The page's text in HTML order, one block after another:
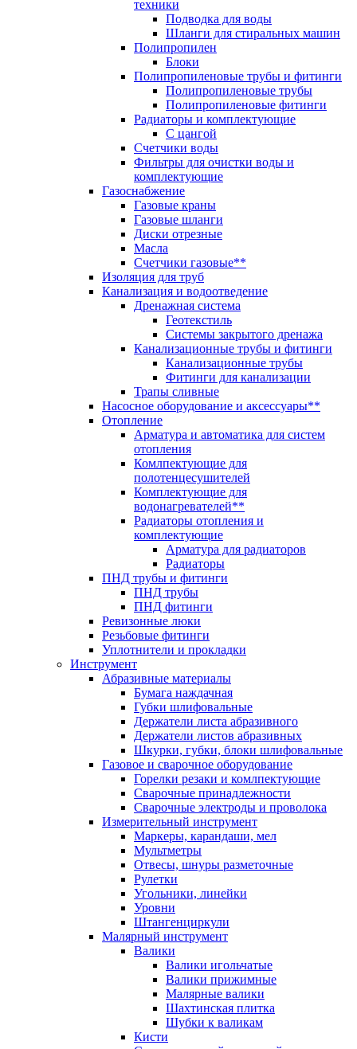
техники
Подводка для воды
Шланги для стиральных машин
Полипропилен
Блоки
Полипропиленовые трубы и фитинги
Полипропиленовые трубы
Полипропиленовые фитинги
Радиаторы и комплектующие
С цангой
Счетчики воды
Фильтры для очистки воды и
комплектующие
Газоснабжение
Газовые краны
Газовые шланги
Диски отрезные
Масла
Счетчики газовые**
Изоляция для труб
Канализация и водоотведение
Дренажная система
Геотекстиль
Системы закрытого дренажа
Канализационные трубы и фитинги
Канализационные трубы
Фитинги для канализации
Трапы сливные
Насосное оборудование и аксессуары**
Отопление
Арматура и автоматика для систем
отопления
Комлпектующие для
полотенцесушителей
Комплектующие для
водонагревателей**
Радиаторы отопления и
комплектующие
Арматура для радиаторов
Радиаторы
ПНД трубы и фитинги
ПНД трубы
ПНД фитинги
Ревизонные люки
Резьбовые фитинги
Уплотнители и прокладки
Инструмент
Абразивные материалы
Бумага наждачная
Губки шлифовальные
Держатели листа абразивного
Держатели листов абразивных
Шкурки, губки, блоки шлифовальные
Газовое и сварочное оборудование
Горелки резаки и комлпектующие
Сварочные принадлежности
Сварочные электроды и проволока
Измерительный инструмент
Маркеры, карандаши, мел
Мультметры
Отвесы, шнуры разметочные
Рулетки
Угольники, линейки
Уровни
Штангенциркули
Малярный инструмент
Валики
Валики игольчатые
Валики прижимные
Малярные валики
Шахтинская плитка
Шубки к валикам
Кисти